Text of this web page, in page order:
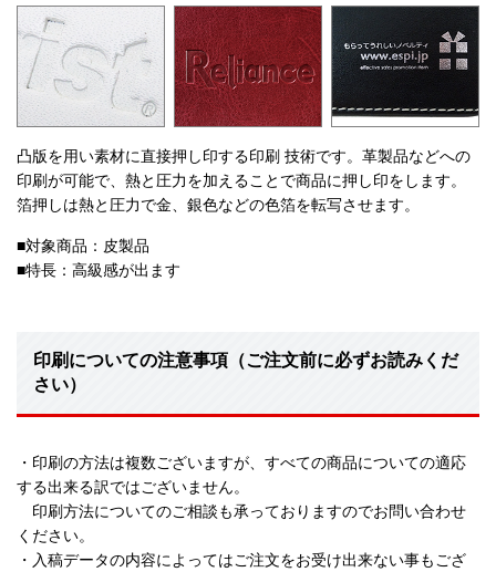
凸版を用い素材に直接押し印する印刷 技術です。革製品などへの
印刷が可能で、熱と圧力を加えることで商品に押し印をします。
箔押しは熱と圧力で金、銀色などの色箔を転写させます。
■対象商品：皮製品
■特長：高級感が出ます
印刷についての注意事項（ご注文前に必ずお読みくだ
さい）
・印刷の方法は複数ございますが、すべての商品についての適応
する出来る訳ではございません。
印刷方法についてのご相談も承っておりますのでお問い合わせ
ください。
・入稿データの内容によってはご注文をお受け出来ない事もござ